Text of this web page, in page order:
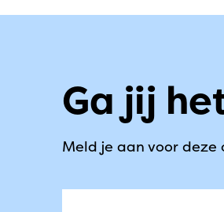
Ga jij
Meld je aan voor